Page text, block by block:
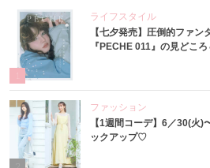
ライフスタイル
【七夕発売】圧倒的ファ
『PECHE 011』の見どこ
ファッション
【1週間コーデ】6／30(火
ックアップ♡